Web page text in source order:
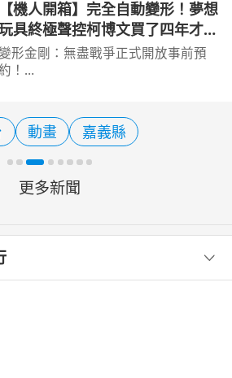
子旅遊新亮點，走訪白蘭氏健康博物
、台灣玻璃館，再一路
【機人開箱】完全自動變形！夢想
具終極聲控柯博文買了四年才開
沒壞嗎Mr.Joe Hobby.tv - 密斯特
變形金剛：無盡戰爭正式開放事前預
！
預約，就有機會抽中超狂大獎！ 樂
聲控柯博文收藏級模型 價值約
US699！約新台幣 2 萬
動畫 嘉義縣
更多新聞